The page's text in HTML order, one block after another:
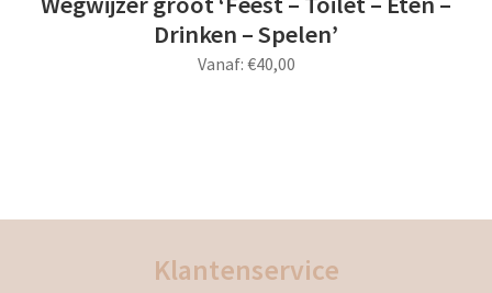
Drinken – Spelen’
Vanaf: €40,00
variaties.
optie
Klantenservice